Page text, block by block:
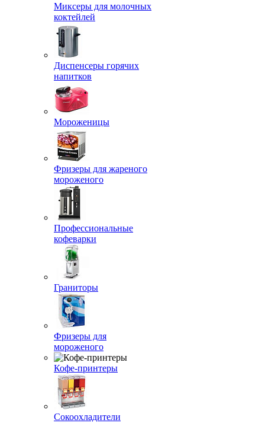
Миксеры для молочных
коктейлей
Диспенсеры горячих
напитков
Мороженицы
Фризеры для жареного
мороженого
Профессиональные
кофеварки
Граниторы
Фризеры для
мороженого
Кофе-принтеры
Сокоохладители